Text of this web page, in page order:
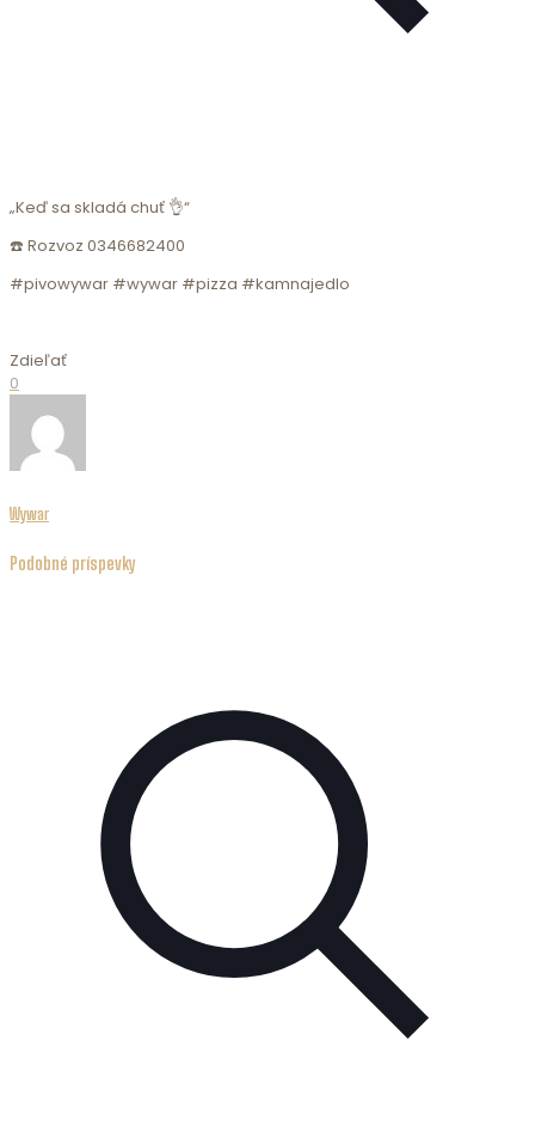
„Keď sa skladá chuť 👌“
☎️ Rozvoz 0346682400
#pivowywar #wywar #pizza #kamnajedlo
Zdieľať
0
Wywar
Podobné príspevky